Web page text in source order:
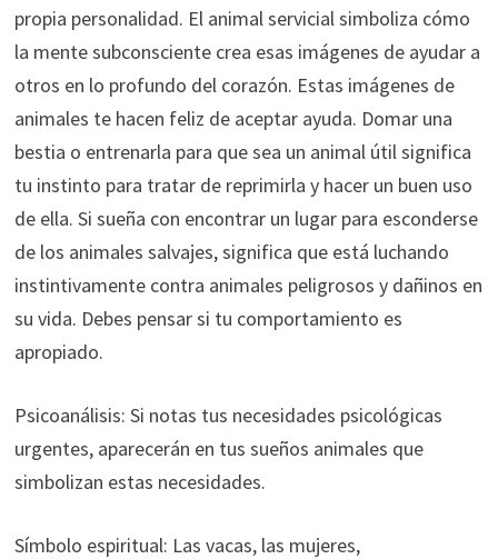
propia personalidad. El animal servicial simboliza cómo
la mente subconsciente crea esas imágenes de ayudar a
otros en lo profundo del corazón. Estas imágenes de
animales te hacen feliz de aceptar ayuda. Domar una
bestia o entrenarla para que sea un animal útil significa
tu instinto para tratar de reprimirla y hacer un buen uso
de ella. Si sueña con encontrar un lugar para esconderse
de los animales salvajes, significa que está luchando
instintivamente contra animales peligrosos y dañinos en
su vida. Debes pensar si tu comportamiento es
apropiado.
Psicoanálisis: Si notas tus necesidades psicológicas
urgentes, aparecerán en tus sueños animales que
simbolizan estas necesidades.
Símbolo espiritual: Las vacas, las mujeres,